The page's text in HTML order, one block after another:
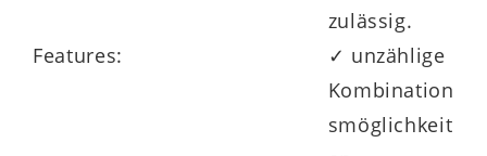
zulässig.
Features:
✓ unzählige
Kombination
smöglichkeit